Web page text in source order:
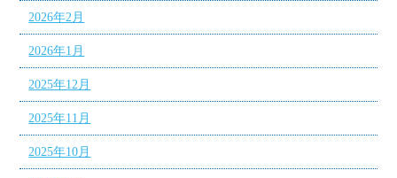
2026年2月
2026年1月
2025年12月
2025年11月
2025年10月